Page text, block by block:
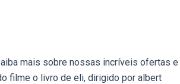
mais sobre nossas incríveis ofertas e
filme o livro de eli, dirigido por albert